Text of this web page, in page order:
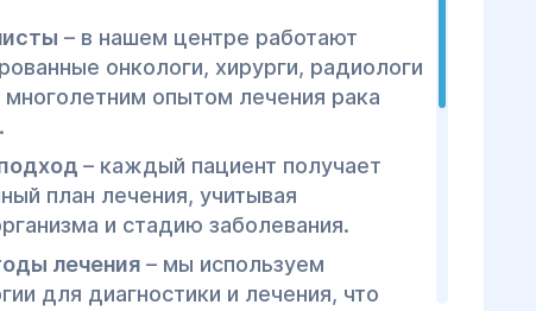
– в нашем центре работают
онкологи, хирурги, радиологи
многолетним опытом лечения рака
– каждый пациент получает
план лечения, учитывая
и стадию заболевания.
лечения– мы используем
для диагностики и лечения, что